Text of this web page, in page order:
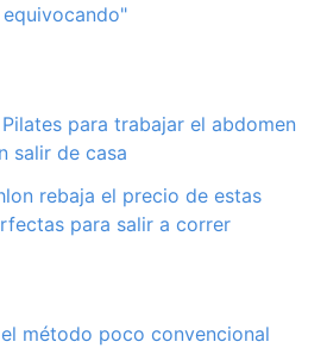
para trabajar el abdomen
salir de casa
rebaja el precio de estas
para salir a correr
método poco convencional